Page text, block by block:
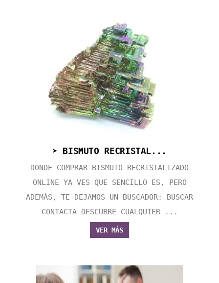
➤ BISMUTO RECRISTAL...
DONDE COMPRAR BISMUTO RECRISTALIZADO
ONLINE YA VES QUE SENCILLO ES, PERO
ADEMÁS, TE DEJAMOS UN BUSCADOR: BUSCAR
CONTACTA DESCUBRE CUALQUIER ...
VER MÁS